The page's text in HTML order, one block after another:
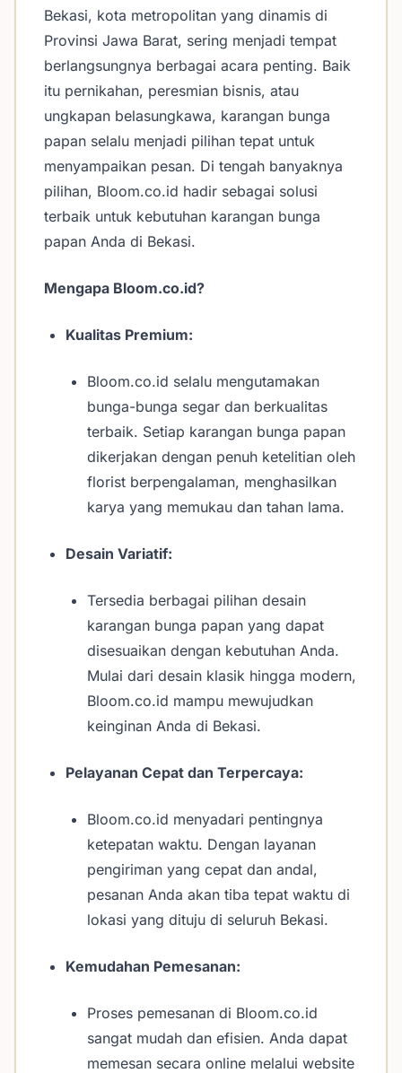
Bekasi, kota metropolitan yang dinamis di
Provinsi Jawa Barat, sering menjadi tempat
berlangsungnya berbagai acara penting. Baik
itu pernikahan, peresmian bisnis, atau
ungkapan belasungkawa, karangan bunga
papan selalu menjadi pilihan tepat untuk
menyampaikan pesan. Di tengah banyaknya
pilihan, Bloom.co.id hadir sebagai solusi
terbaik untuk kebutuhan karangan bunga
papan Anda di Bekasi.
Mengapa Bloom.co.id?
Kualitas Premium:
Bloom.co.id selalu mengutamakan
bunga-bunga segar dan berkualitas
terbaik. Setiap karangan bunga papan
dikerjakan dengan penuh ketelitian oleh
florist berpengalaman, menghasilkan
karya yang memukau dan tahan lama.
Desain Variatif:
Tersedia berbagai pilihan desain
karangan bunga papan yang dapat
disesuaikan dengan kebutuhan Anda.
Mulai dari desain klasik hingga modern,
Bloom.co.id mampu mewujudkan
keinginan Anda di Bekasi.
Pelayanan Cepat dan Terpercaya:
Bloom.co.id menyadari pentingnya
ketepatan waktu. Dengan layanan
pengiriman yang cepat dan andal,
pesanan Anda akan tiba tepat waktu di
lokasi yang dituju di seluruh Bekasi.
Kemudahan Pemesanan:
Proses pemesanan di Bloom.co.id
sangat mudah dan efisien. Anda dapat
memesan secara online melalui website